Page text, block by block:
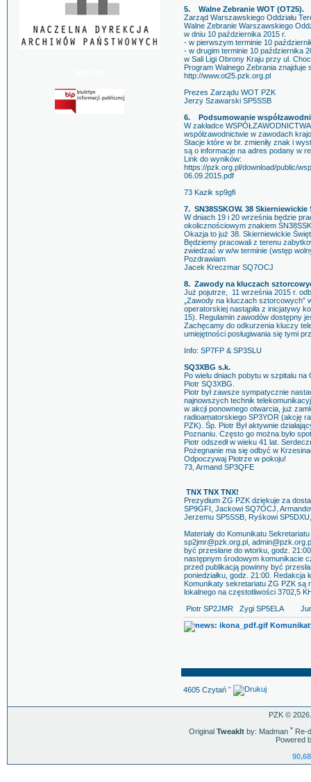
5. Walne Zebranie WOT (OT25).
Zarząd Warszawskiego Oddziału
Walne Zebranie Warszawskiego
w dniu 10 października 2015 r.
- w pierwszym terminie 10
- w drugim terminie 10 października
w Sali Ligi Obrony Kraju przy ul.
Program Walnego Zebrania znajduje
http://www.ot25.pzk.org.pl
Prezes Zarządu WOT PZK
Jerzy Szawarski SP5SSB
6. Podsumowanie
W zakładce
współzawodnictwie w zawodach
Stacje które w br. zmieniły znak i
są o informacje na adres podany w
Link do wyników:
https://pzk.org.pl/download/public/
06.09.2015.pdf
73 Kazik sp9gfi
7. SN38SSKOW. 38
W dniach 19 i 20 września będzie
okolicznościowym znakiem
Okazja to już 38. Skierniewickie
Będziemy pracowali z terenu
zwiedzać w w/w terminie (wstęp
Pozdrawiam
Jacek Kreczmar SQ7OCJ
8. Zawody na kluczach
Już pojutrze, 11 września 2015 r.
„Zawody na kluczach sztorcowych”
operatorskiej nastąpiła z inicjatywy
15). Regulamin zawodów dostępny
Zachęcamy do odkurzenia kluczy
umiejętności posługiwania się tymi
Info: SP7FP & SP3SLU
SQ3XBG s.k.
Po wielu dniach pobytu w szpitalu na
Piotr SQ3XBG.
Piotr był zawsze sympatycznie
najnowszych technik
w akcji ponownego otwarcia, już
radioamatorskiego SP3YOR (akcję
PZK). Śp. Piotr Był aktywnie
Poznaniu. Często go można było
Piotr odszedł w wieku 41 lat.
Pożegnanie ma się odbyć w
Odpoczywaj Piotrze w pokoju!
73, Armand SP3QFE
TNX TNX TNX!
Prezydium ZG PZK dziękuje za
SP9GFI, Jackowi SQ7OCJ,
Jerzemu SP5SSB, Ryśkowi
Materiały do Komunikatu
sp2jmr@pzk.org.pl,
być przesłane do wtorku, godz.
następnym środowym komunikacie
przed publikacją powinny być
poniedziałku, godz. 21:00. Redakcja
Komunikaty sekretariatu ZG PZK są
lokalnego na częstotliwości 3702,5
Piotr SP2JMR Zygi SP5ELA
4605 Czytań ˇ
PZK ©
Original TweakItby: Madman ˇRe-
Powered